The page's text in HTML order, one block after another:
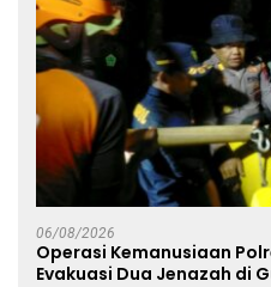
06/08/2026
Operasi Kemanusiaan
Evakuasi Dua Jenazah di